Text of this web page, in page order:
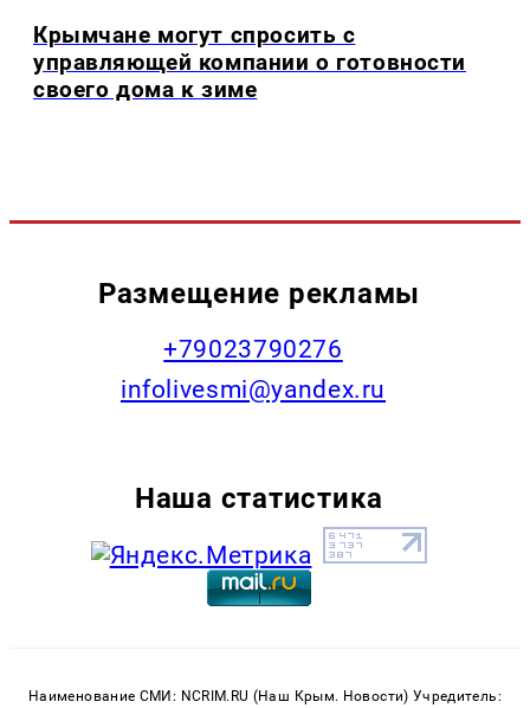
Крымчане могут спросить с
управляющей компании о готовности
своего дома к зиме
Размещение рекламы
+79023790276
infolivesmi@yandex.ru
Наша статистика
Наименование СМИ: NCRIM.RU (Наш Крым. Новости) Учредитель: